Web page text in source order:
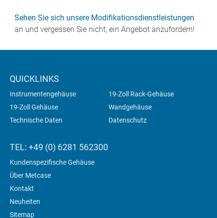
Sehen Sie sich unsere Modifikationsdienstleistungen
an und vergessen Sie nicht, ein Angebot anzufordern!
QUICKLINKS
Instrumentengehäuse
19-Zoll Rack-Gehäuse
19-Zoll Gehäuse
Wandgehäuse
Technische Daten
Datenschutz
TEL: +49 (0) 6281 562300
Kundenspezifische Gehäuse
Über Metcase
Kontakt
Neuheiten
Sitemap